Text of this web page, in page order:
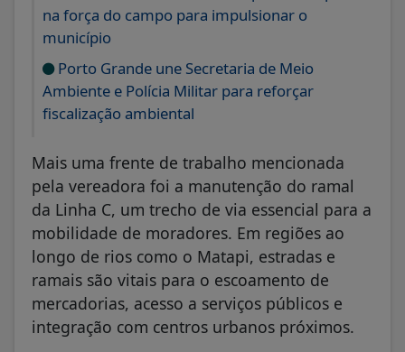
na força do campo para impulsionar o
município
Porto Grande une Secretaria de Meio
Ambiente e Polícia Militar para reforçar
fiscalização ambiental
Mais uma frente de trabalho mencionada
pela vereadora foi a manutenção do ramal
da Linha C, um trecho de via essencial para a
mobilidade de moradores. Em regiões ao
longo de rios como o Matapi, estradas e
ramais são vitais para o escoamento de
mercadorias, acesso a serviços públicos e
integração com centros urbanos próximos.